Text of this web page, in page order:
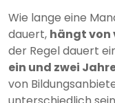
Wie lange eine
dauert, hängt von
der Regel dauert
ein und zwei
von